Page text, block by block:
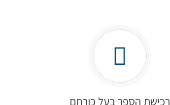
רכישת הספר בעל כורחם